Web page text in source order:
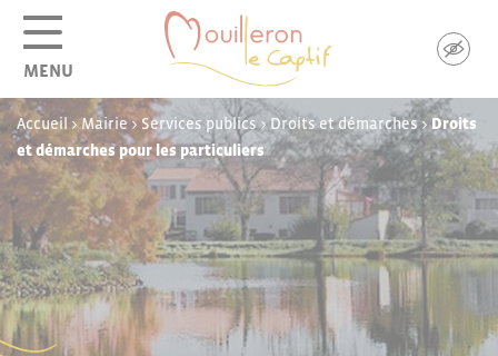
MENU
Accueil >Mairie> Services publics>Droits et démarches>Droits
et démarches pour les particuliers
Panneau de gestion des cookies